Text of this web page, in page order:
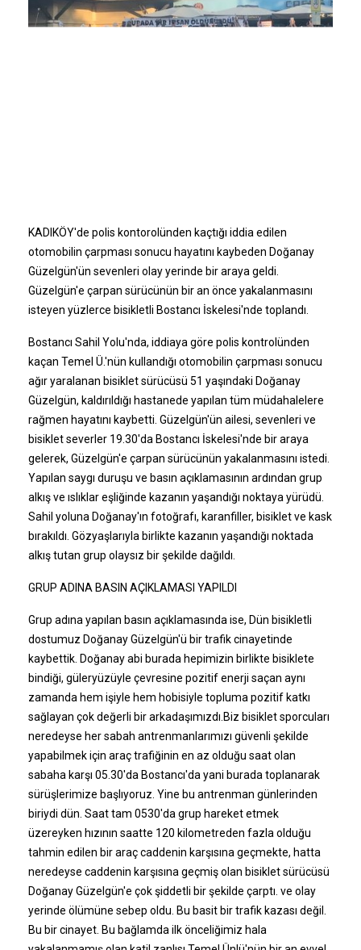
KADIKÖY'de polis kontorolünden kaçtığı iddia edilen
otomobilin çarpması sonucu hayatını kaybeden Doğanay
Güzelgün'ün sevenleri olay yerinde bir araya geldi.
Güzelgün'e çarpan sürücünün bir an önce yakalanmasını
isteyen yüzlerce bisikletli Bostancı İskelesi'nde toplandı.
Bostancı Sahil Yolu'nda, iddiaya göre polis kontrolünden
kaçan Temel Ü.'nün kullandığı otomobilin çarpması sonucu
ağır yaralanan bisiklet sürücüsü 51 yaşındaki Doğanay
Güzelgün, kaldırıldığı hastanede yapılan tüm müdahalelere
rağmen hayatını kaybetti. Güzelgün'ün ailesi, sevenleri ve
bisiklet severler 19.30'da Bostancı İskelesi'nde bir araya
gelerek, Güzelgün'e çarpan sürücünün yakalanmasını istedi.
Yapılan saygı duruşu ve basın açıklamasının ardından grup
alkış ve ıslıklar eşliğinde kazanın yaşandığı noktaya yürüdü.
Sahil yoluna Doğanay'ın fotoğrafı, karanfiller, bisiklet ve kask
bırakıldı. Gözyaşlarıyla birlikte kazanın yaşandığı noktada
alkış tutan grup olaysız bir şekilde dağıldı.
GRUP ADINA BASIN AÇIKLAMASI YAPILDI
Grup adına yapılan basın açıklamasında ise, Dün bisikletli
dostumuz Doğanay Güzelgün'ü bir trafik cinayetinde
kaybettik. Doğanay abi burada hepimizin birlikte bisiklete
bindiği, güleryüzüyle çevresine pozitif enerji saçan aynı
zamanda hem işiyle hem hobisiyle topluma pozitif katkı
sağlayan çok değerli bir arkadaşımızdı.Biz bisiklet sporcuları
neredeyse her sabah antrenmanlarımızı güvenli şekilde
yapabilmek için araç trafiğinin en az olduğu saat olan
sabaha karşı 05.30'da Bostancı'da yani burada toplanarak
sürüşlerimize başlıyoruz. Yine bu antrenman günlerinden
biriydi dün. Saat tam 0530'da grup hareket etmek
üzereyken hızının saatte 120 kilometreden fazla olduğu
tahmin edilen bir araç caddenin karşısına geçmekte, hatta
neredeyse caddenin karşısına geçmiş olan bisiklet sürücüsü
Doğanay Güzelgün'e çok şiddetli bir şekilde çarptı. ve olay
yerinde ölümüne sebep oldu. Bu basit bir trafik kazası değil.
Bu bir cinayet. Bu bağlamda ilk önceliğimiz hala